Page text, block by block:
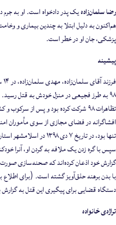
رضا سلمان‌زادهیک پدر دادخواه است. او به جرم
هم‌اکنون به دلیل ابتلا به چندین بیماری و
پزشکی، جان او در خطر است.
پیشینه
۹۸ به طرز فجیعی در منزل خودش به قتل رسید.
تظاهرات ۹۸ شرکت کرده بود و پس از
افشاگرانه در فضای مجازی از سوی مأموران
تنها بود، در تاریخ ۷ دی
سپس با گره زدن یک ملافه به گردن او، آنرا
گزارش خود اذعان کرده‌اند که صحنه‌سازی
با بدن برهنه حلق‌آویز گشته است. (برای
دستگاه قضایی برای پیگیری این قتل به گزارش
تراژدی خانواده